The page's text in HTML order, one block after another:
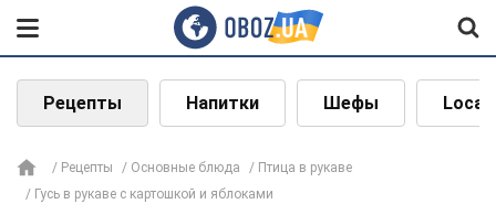
Рецепты Напитки Шефы Local
Рецепты Основные блюда
Птица в рукаве
Гусь в рукаве с картошкой и яблоками